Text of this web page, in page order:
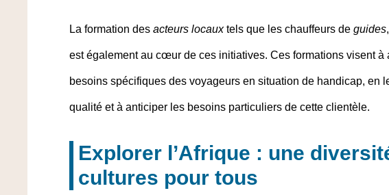
La formation des acteurs locauxtels que les chauffeurs de guides
est également au cœur de ces initiatives. Ces formations visent à
besoins spécifiques des voyageurs en situation de handicap, en
qualité et à anticiper les besoins particuliers de cette clientèle.
Explorer l’Afrique : une
cultures pour tous